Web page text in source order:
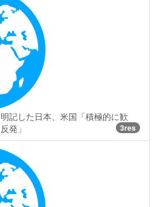
記した日本、米国「積極的に歓
発」
3res